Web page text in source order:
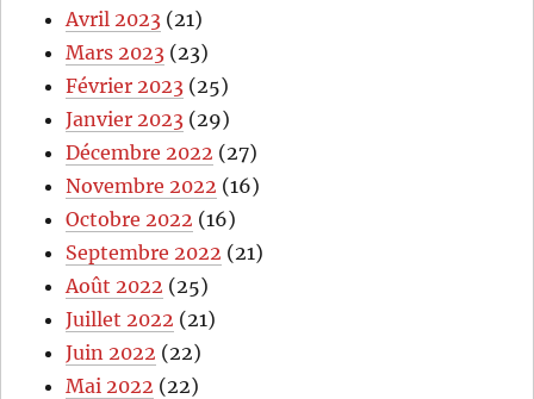
Avril 2023 (21)
Mars 2023 (23)
Février 2023 (25)
Janvier 2023 (29)
Décembre 2022 (27)
Novembre 2022 (16)
Octobre 2022 (16)
Septembre 2022 (21)
Août 2022 (25)
Juillet 2022 (21)
Juin 2022 (22)
Mai 2022 (22)